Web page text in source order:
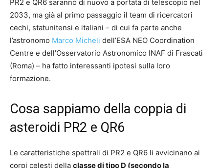
PR2 e QR6 saranno di nuovo a portata di telescopio nel
2033, ma già al primo passaggio il team di ricercatori
cechi, statunitensi e italiani – di cui fa parte anche
l’astronomo Marco Micheli dell’ESA NEO Coordination
Centre e dell’Osservatorio Astronomico INAF di Frascati
(Roma) – ha fatto interessanti ipotesi sulla loro
formazione.
Cosa sappiamo della coppia di
asteroidi PR2 e QR6
Le caratteristiche spettrali di PR2 e QR6 li avvicinano ai
corpi celesti della classe di tipo D (secondo la